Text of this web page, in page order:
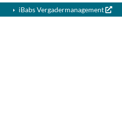
iBabs Vergadermanagement